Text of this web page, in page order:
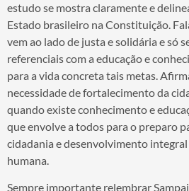
estudo se mostra claramente e
Estado brasileiro na Constituição.
vem ao lado de justa e solidária e só
referenciais com a educação e
para a vida concreta tais metas.
necessidade de fortalecimento da
quando existe conhecimento e
que envolve a todos para o preparo
cidadania e desenvolvimento
humana.
Sempre importante relembrar